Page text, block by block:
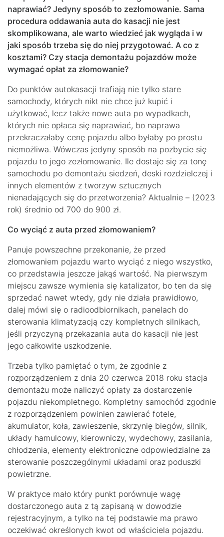
naprawiać? Jedyny sposób to zezłomowanie. Sama
procedura oddawania auta do kasacji nie jest
skomplikowana, ale warto wiedzieć jak wygląda i w
jaki sposób trzeba się do niej przygotować. A co z
kosztami? Czy stacja demontażu pojazdów może
wymagać opłat za złomowanie?
Do punktów autokasacji trafiają nie tylko stare
samochody, których nikt nie chce już kupić i
użytkować, lecz także nowe auta po wypadkach,
których nie opłaca się naprawiać, bo naprawa
przekraczałaby cenę pojazdu albo byłaby po prostu
niemożliwa. Wówczas jedyny sposób na pozbycie się
pojazdu to jego zezłomowanie. Ile dostaje się za tonę
samochodu po demontażu siedzeń, deski rozdzielczej i
innych elementów z tworzyw sztucznych
nienadających się do przetworzenia? Aktualnie – (2023
rok) średnio od 700 do 900 zł.
Co wyciąć z auta przed złomowaniem?
Panuje powszechne przekonanie, że przed
złomowaniem pojazdu warto wyciąć z niego wszystko,
co przedstawia jeszcze jakąś wartość. Na pierwszym
miejscu zawsze wymienia się katalizator, bo ten da się
sprzedać nawet wtedy, gdy nie działa prawidłowo,
dalej mówi się o radioodbiornikach, panelach do
sterowania klimatyzacją czy kompletnych silnikach,
jeśli przyczyną przekazania auta do kasacji nie jest
jego całkowite uszkodzenie.
Trzeba tylko pamiętać o tym, że zgodnie z
rozporządzeniem z dnia 20 czerwca 2018 roku stacja
demontażu może naliczyć opłaty za dostarczenie
pojazdu niekompletnego. Kompletny samochód zgodnie
z rozporządzeniem powinien zawierać fotele,
akumulator, koła, zawieszenie, skrzynię biegów, silnik,
układy hamulcowy, kierowniczy, wydechowy, zasilania,
chłodzenia, elementy elektroniczne odpowiedzialne za
sterowanie poszczególnymi układami oraz poduszki
powietrzne.
W praktyce mało który punkt porównuje wagę
dostarczonego auta z tą zapisaną w dowodzie
rejestracyjnym, a tylko na tej podstawie ma prawo
oczekiwać określonych kwot od właściciela pojazdu.